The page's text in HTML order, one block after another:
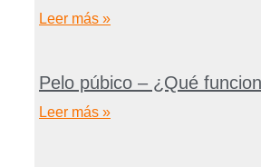
Leer más »
Pelo púbico – ¿Qué
Leer más »